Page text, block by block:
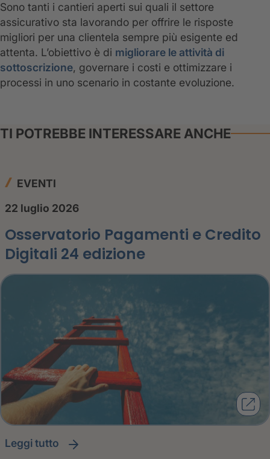
Sono tanti i cantieri aperti sui quali il settore
assicurativo sta lavorando per offrire le risposte
migliori per una clientela sempre più esigente ed
attenta. L’obiettivo è di migliorare le attività di
sottoscrizione, governare i costi e ottimizzare i
processi in uno scenario in costante evoluzione.
TI POTREBBE INTERESSARE ANCHE
EVENTI
22 luglio 2026
Osservatorio Pagamenti e Credito
Digitali 24 edizione
leggi tutto